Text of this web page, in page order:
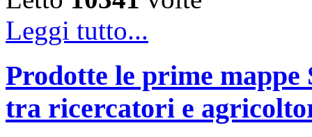
Leggi tutto...
Prodotte le prime
tra ricercatori e